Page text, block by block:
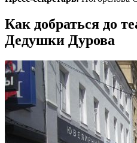
Как добраться до
Дедушки Дурова